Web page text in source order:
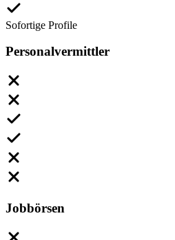
Sofortige Profile
Personalvermittler
Jobbörsen